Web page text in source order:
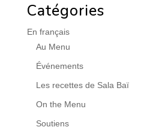
Catégories
En français
Au Menu
Événements
Les recettes de Sala Baï
On the Menu
Soutiens